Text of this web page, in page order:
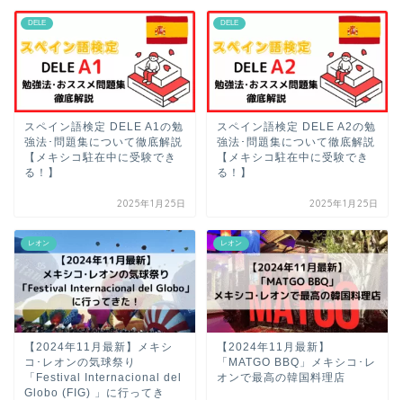
DELE
スペイン語検定 DELE A1の勉
強法･問題集について徹底解説
【メキシコ駐在中に受験でき
る！】
2025年1月25日
DELE
スペイン語検定 DELE A2の勉
強法･問題集について徹底解説
【メキシコ駐在中に受験でき
る！】
2025年1月25日
レオン
【2024年11月最新】メキシ
コ･レオンの気球祭り
「Festival Internacional del
Globo (FIG) 」に行ってき
レオン
【2024年11月最新】
「MATGO BBQ」メキシコ･レ
オンで最高の韓国料理店